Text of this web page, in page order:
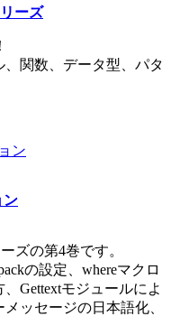
ーズ
関数、データ型、パタ
ン
ズの第4巻です。
の設定、whereマクロ
Gettextモジュールによ
ッセージの日本語化、